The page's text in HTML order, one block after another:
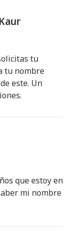
tu
tu nombre
este. Un
que estoy en
mi nombre